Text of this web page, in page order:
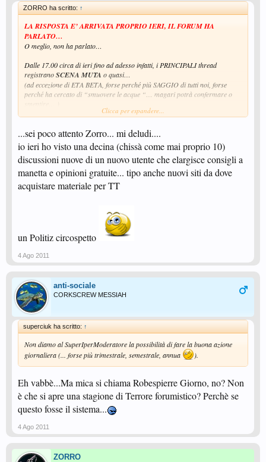
ZORRO ha scritto: ↑
LA RISPOSTA E’ ARRIVATA PROPRIO IERI, IL FORUM HA
PARLATO…
O meglio, non ha parlato…
Dalle 17.00 circa di ieri fino ad adesso infatti, i PRINCIPALI thread
registranoSCENA MUTA o quasi…
(ad eccezione di ETA BETA, forse perché più SAGGIO di tutti noi, forse
perché ha cercato di “smuovere le acque “… magari potrà confermare o
NON ERA MAI SUCCESSO DA MESI A QUESTA PARTE…
Clicca per espandere...
...sei poco attento Zorro... mi deludi....
io ieri ho visto una decina (chissà come mai proprio 10)
discussioni nuove di un nuovo utente che elargisce consigli a
manetta e opinioni gratuite... tipo anche nuovi siti da dove
acquistare materiale per TT
un Politiz circospetto
4 Ago 2011
anti-sociale
CORKSCREW MESSIAH
superciuk ha scritto: ↑
Non diamo al SuperIperModeratore la possibilità di fare la buona azione
giornaliera (... forse più trimestrale, semestrale, annua
).
Eh vabbè...Ma mica si chiama Robespierre Giorno, no? Non
è che si apre una stagione di Terrore forumistico? Perchè se
questo fosse il sistema...
4 Ago 2011
ZORRO